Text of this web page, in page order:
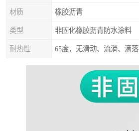
材质 橡胶沥青
类型 非固化橡胶沥青防水涂料
耐热性 65度，无滑动、流淌、滴落